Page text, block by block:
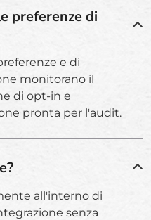
preferenze di
e di
monitorano il
di opt-in e
pronta per l'audit.
all'interno di
senza